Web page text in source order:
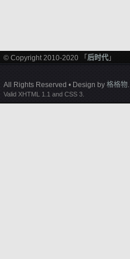
© Copyright 2010-2020 「 后时代 」
All Rights Reserved • Design by 格格物.
Valid XHTML 1.1 and CSS 3.